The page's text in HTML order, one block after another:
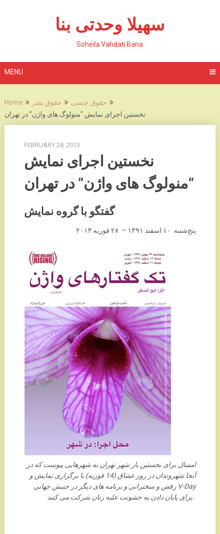
سهیلا وحدتی بنا
Soheila Vahdati Bana
MENU
Home حقوق بشر
حقوق جنسی
نخستین اجرای نمایش “منولوگ های واژن” در تهران
FEBRUARY 28, 2013
نخستین اجرای نمایش
“منولوگ های واژن” در تهران
گفتگو با گروه نمایش
پنج‌شنبه ۱۰ اسفند ۱٣۹۱ – ۲٨ فوريه ۲۰۱٣
امسال برای نخستین بار شهر تهران به شهرهایی پیوست که در
آنجا شهروندان در روز عشاق (14 فوریه) با برگزاری نمایش و
رقص و سخنرانی و برنامه های دیگر در جنبش جهانی V-Day
برای پایان دادن به خشونت علیه زنان شرکت می کنند.